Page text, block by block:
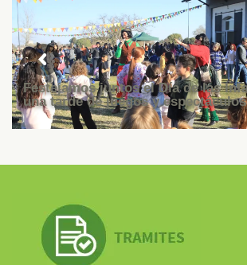
Festejamos juntos el Día de las
una tarde de juegos y espectáculos